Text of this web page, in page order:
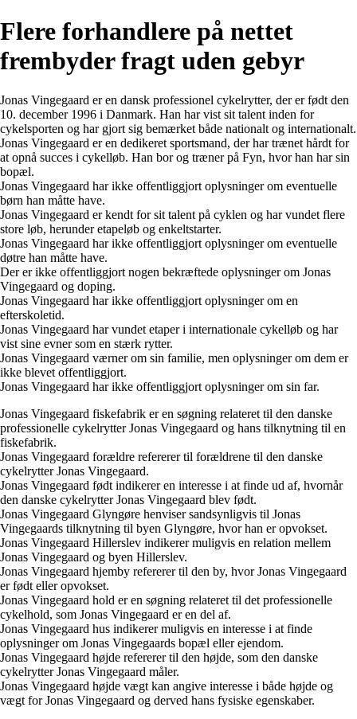
Flere forhandlere på nettet
frembyder fragt uden gebyr
Jonas Vingegaard er en dansk professionel cykelrytter, der er født den
10. december 1996 i Danmark. Han har vist sit talent inden for
cykelsporten og har gjort sig bemærket både nationalt og internationalt.
Jonas Vingegaard er en dedikeret sportsmand, der har trænet hårdt for
at opnå succes i cykelløb. Han bor og træner på Fyn, hvor han har sin
bopæl.
Jonas Vingegaard har ikke offentliggjort oplysninger om eventuelle
børn han måtte have.
Jonas Vingegaard er kendt for sit talent på cyklen og har vundet flere
store løb, herunder etapeløb og enkeltstarter.
Jonas Vingegaard har ikke offentliggjort oplysninger om eventuelle
døtre han måtte have.
Der er ikke offentliggjort nogen bekræftede oplysninger om Jonas
Vingegaard og doping.
Jonas Vingegaard har ikke offentliggjort oplysninger om en
efterskoletid.
Jonas Vingegaard har vundet etaper i internationale cykelløb og har
vist sine evner som en stærk rytter.
Jonas Vingegaard værner om sin familie, men oplysninger om dem er
ikke blevet offentliggjort.
Jonas Vingegaard har ikke offentliggjort oplysninger om sin far.
Jonas Vingegaard fiskefabrik er en søgning relateret til den danske
professionelle cykelrytter Jonas Vingegaard og hans tilknytning til en
fiskefabrik.
Jonas Vingegaard forældre refererer til forældrene til den danske
cykelrytter Jonas Vingegaard.
Jonas Vingegaard født indikerer en interesse i at finde ud af, hvornår
den danske cykelrytter Jonas Vingegaard blev født.
Jonas Vingegaard Glyngøre henviser sandsynligvis til Jonas
Vingegaards tilknytning til byen Glyngøre, hvor han er opvokset.
Jonas Vingegaard Hillerslev indikerer muligvis en relation mellem
Jonas Vingegaard og byen Hillerslev.
Jonas Vingegaard hjemby refererer til den by, hvor Jonas Vingegaard
er født eller opvokset.
Jonas Vingegaard hold er en søgning relateret til det professionelle
cykelhold, som Jonas Vingegaard er en del af.
Jonas Vingegaard hus indikerer muligvis en interesse i at finde
oplysninger om Jonas Vingegaards bopæl eller ejendom.
Jonas Vingegaard højde refererer til den højde, som den danske
cykelrytter Jonas Vingegaard måler.
Jonas Vingegaard højde vægt kan angive interesse i både højde og
vægt for Jonas Vingegaard og derved hans fysiske egenskaber.